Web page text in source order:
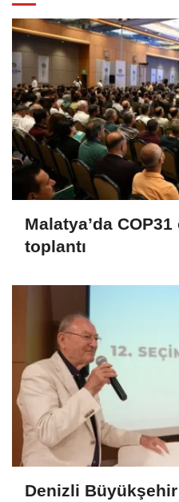
Malatya’da
toplantı
Denizli